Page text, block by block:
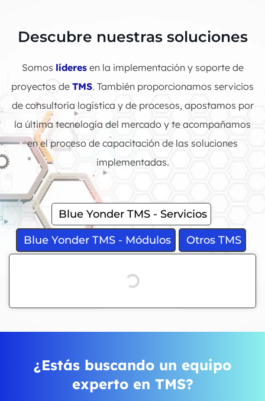
Descubre nuestras soluciones
Somos líderesen la implementación y soporte de
proyectos de TMS. También proporcionamos servicios
de consultoría logística y de procesos, apostamos por
la última tecnología del mercado y te acompañamos
en el proceso de capacitación de las soluciones
implementadas.
Blue Yonder TMS - Servicios
Blue Yonder TMS - Módulos
Otros TMS
¿Estás buscando un equipo
experto en TMS?